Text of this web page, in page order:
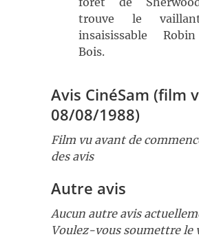
trouve le
insaisissable
Bois.
Avis CinéSam (film
08/08/1988)
Film vu avant de
des avis
Autre avis
Aucun autre avis
Voulez-vous soumettre le